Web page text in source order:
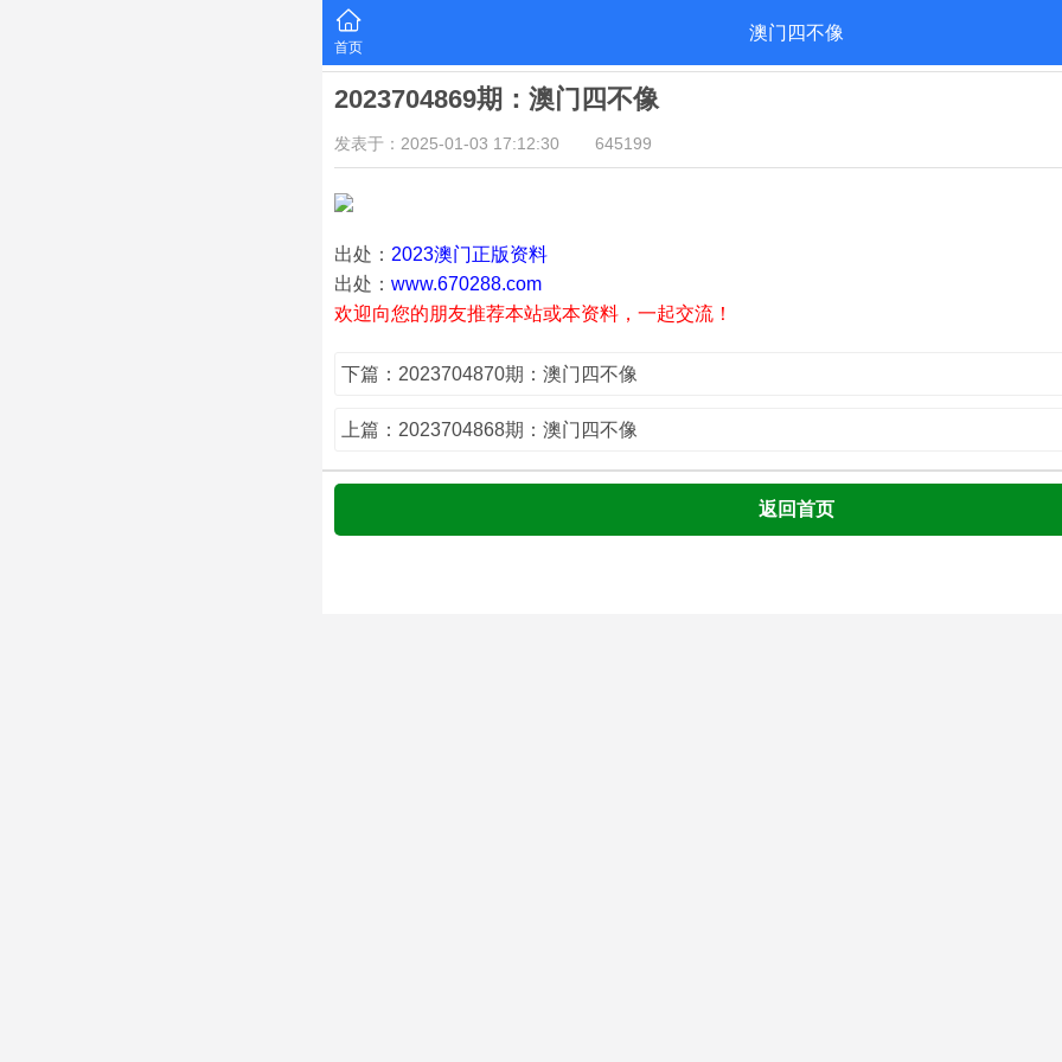
首页
澳门四不像
2023704869期：澳门四不像
发表于：2025-01-03 17:12:30 645199
出处： 2023澳门正版资料
出处： www.670288.com
欢迎向您的朋友推荐本站或本资料，一起交流！
下篇：2023704870期：澳门四不像
上篇：2023704868期：澳门四不像
返回首页